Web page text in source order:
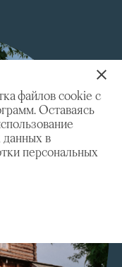
файлов cookie с
Оставаясь
данных в
персональных